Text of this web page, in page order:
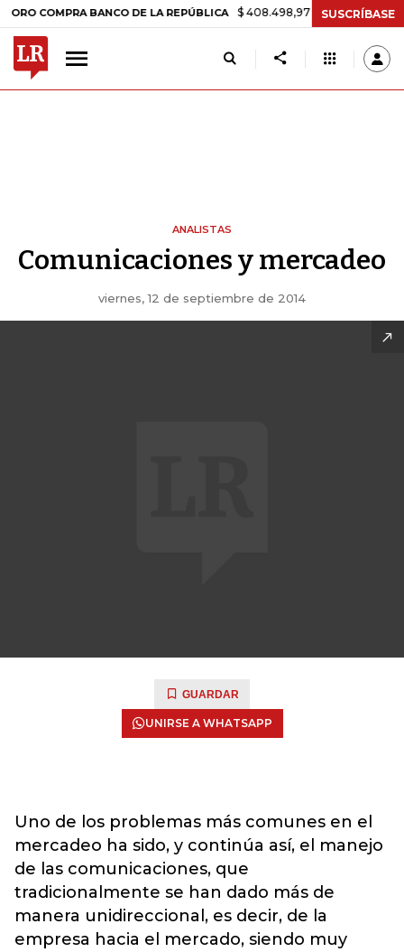
BANCO DE LA REPÚBLICA $ 408.498,97 +$ 8.753,81 +2,19%
SUSCRÍBASE
ANALISTAS
Comunicaciones y mercadeo
viernes, 12 de septiembre de 2014
GUARDAR
UNIRSE A WHATSAPP
Uno de los problemas más comunes en el
mercadeo ha sido, y continúa así, el manejo
de las comunicaciones, que
tradicionalmente se han dado más de
manera unidireccional, es decir, de la
empresa hacia el mercado, siendo muy